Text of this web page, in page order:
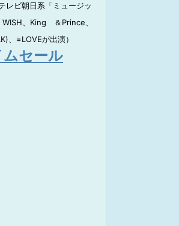
ビ朝日系「ミュージッ
WISH、King ＆Prince、
、=LOVEが出演）
セール